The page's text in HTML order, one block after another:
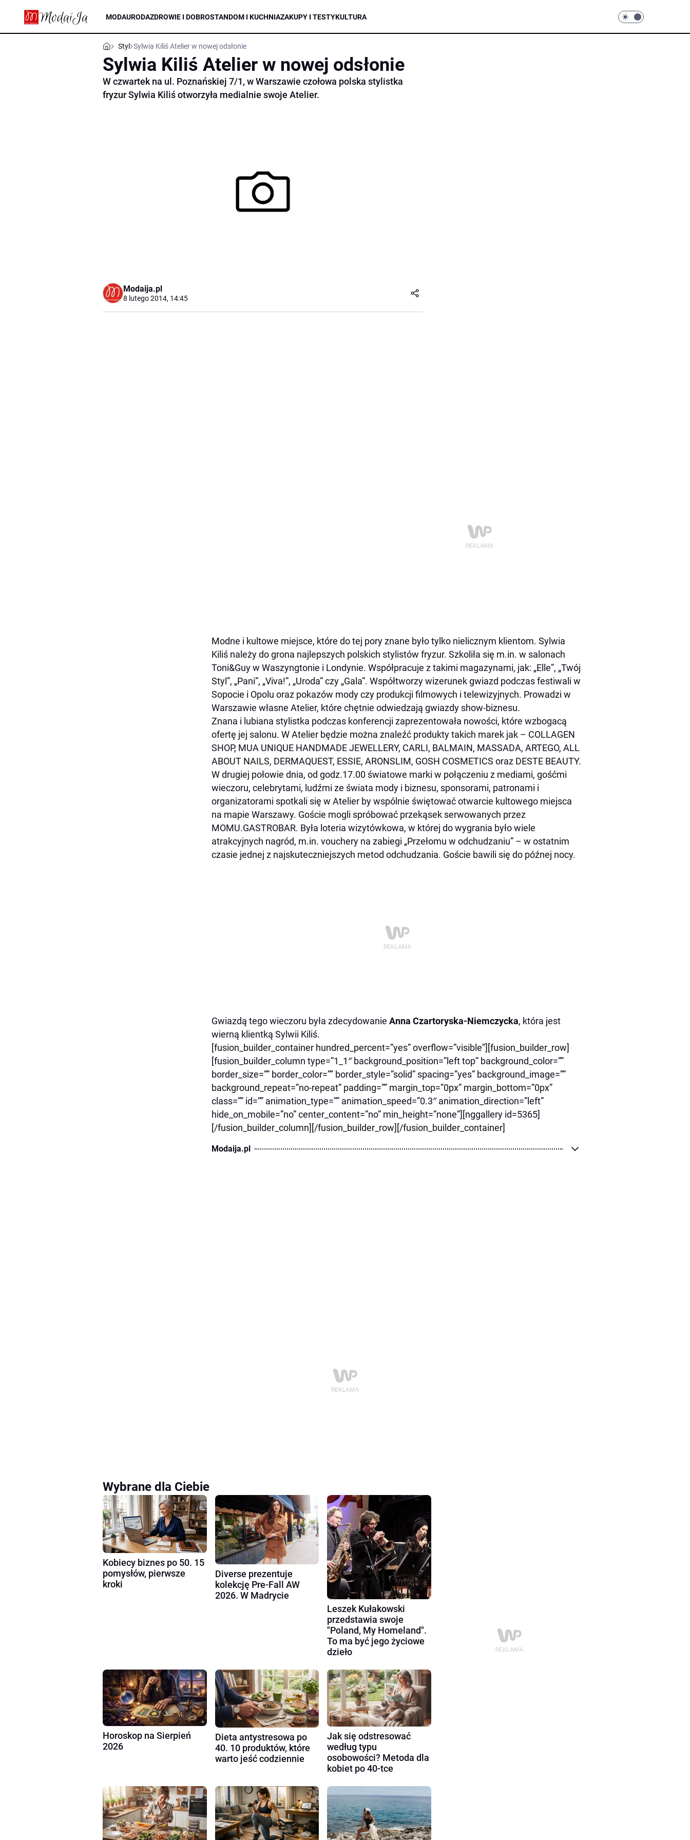
MODAURODAZDROWIE I DOBROSTANDOM I KUCHNIAZAKUPY I TESTYKULTURA
Styl Sylwia Kiliś Atelier w nowej odsłonie
Sylwia Kiliś Atelier w nowej odsłonie
W czwartek na ul. Poznańskiej 7/1, w Warszawie czołowa polska stylistka
fryzur Sylwia Kiliś otworzyła medialnie swoje Atelier.
Modaija.pl
8 lutego 2014, 14:45
Modne i kultowe miejsce, które do tej pory znane było tylko nielicznym klientom. Sylwia
Kiliś należy do grona najlepszych polskich stylistów fryzur. Szkoliła się m.in. w salonach
Toni&Guy w Waszyngtonie i Londynie. Współpracuje z takimi magazynami, jak: „Elle”, „Twój
Styl”, „Pani”, „Viva!”, „Uroda” czy „Gala”. Współtworzy wizerunek gwiazd podczas festiwali w
Sopocie i Opolu oraz pokazów mody czy produkcji filmowych i telewizyjnych. Prowadzi w
Warszawie własne Atelier, które chętnie odwiedzają gwiazdy show-biznesu.
Znana i lubiana stylistka podczas konferencji zaprezentowała nowości, które wzbogacą
ofertę jej salonu. W Atelier będzie można znaleźć produkty takich marek jak – COLLAGEN
SHOP, MUA UNIQUE HANDMADE JEWELLERY, CARLI, BALMAIN, MASSADA, ARTEGO, ALL
ABOUT NAILS, DERMAQUEST, ESSIE, ARONSLIM, GOSH COSMETICS oraz DESTE BEAUTY.
W drugiej połowie dnia, od godz.17.00 światowe marki w połączeniu z mediami, gośćmi
wieczoru, celebrytami, ludźmi ze świata mody i biznesu, sponsorami, patronami i
organizatorami spotkali się w Atelier by wspólnie świętować otwarcie kultowego miejsca
na mapie Warszawy. Goście mogli spróbować przekąsek serwowanych przez
MOMU.GASTROBAR. Była loteria wizytówkowa, w której do wygrania było wiele
atrakcyjnych nagród, m.in. vouchery na zabiegi „Przełomu w odchudzaniu” – w ostatnim
czasie jednej z najskuteczniejszych metod odchudzania. Goście bawili się do późnej nocy.
Gwiazdą tego wieczoru była zdecydowanie Anna Czartoryska-Niemczycka, która jest
wierną klientką Sylwii Kiliś.
[fusion_builder_container hundred_percent=”yes” overflow=”visible”][fusion_builder_row]
[fusion_builder_column type=”1_1″ background_position=”left top” background_color=””
border_size=”” border_color=”” border_style=”solid” spacing=”yes” background_image=””
background_repeat=”no-repeat” padding=”” margin_top=”0px” margin_bottom=”0px”
class=”” id=”” animation_type=”” animation_speed=”0.3″ animation_direction=”left”
hide_on_mobile=”no” center_content=”no” min_height=”none”][nggallery id=5365]
[/fusion_builder_column][/fusion_builder_row][/fusion_builder_container]
Modaija.pl
Wybrane dla Ciebie
Kobiecy biznes po 50. 15
pomysłów, pierwsze
kroki
Diverse prezentuje
kolekcję Pre-Fall AW
2026. W Madrycie
Leszek Kułakowski
przedstawia swoje
"Poland, My Homeland".
To ma być jego życiowe
dzieło
Horoskop na Sierpień
2026
Dieta antystresowa po
40. 10 produktów, które
warto jeść codziennie
Jak się odstresować
według typu
osobowości? Metoda dla
kobiet po 40-tce